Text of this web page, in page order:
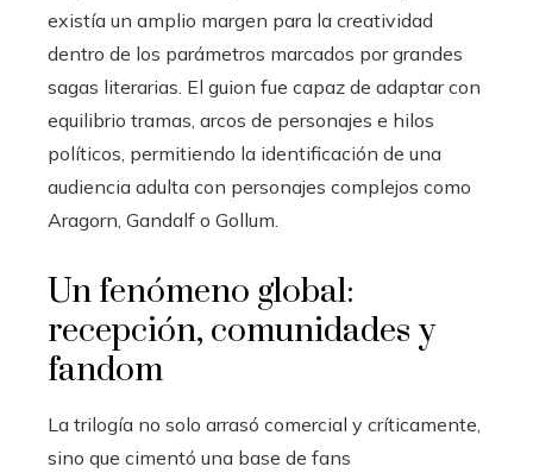
existía un amplio margen para la creatividad
dentro de los parámetros marcados por grandes
sagas literarias. El guion fue capaz de adaptar con
equilibrio tramas, arcos de personajes e hilos
políticos, permitiendo la identificación de una
audiencia adulta con personajes complejos como
Aragorn, Gandalf o Gollum.
Un fenómeno global:
recepción, comunidades y
fandom
La trilogía no solo arrasó comercial y críticamente,
sino que cimentó una base de fans